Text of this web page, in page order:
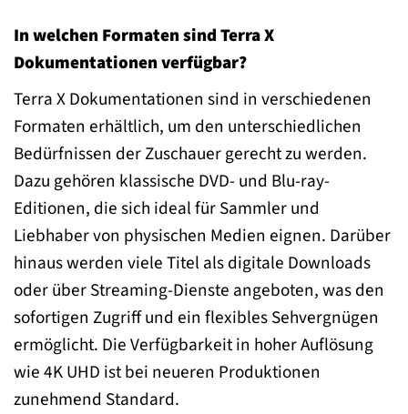
In welchen Formaten sind Terra X
Dokumentationen verfügbar?
Terra X Dokumentationen sind in verschiedenen
Formaten erhältlich, um den unterschiedlichen
Bedürfnissen der Zuschauer gerecht zu werden.
Dazu gehören klassische DVD- und Blu-ray-
Editionen, die sich ideal für Sammler und
Liebhaber von physischen Medien eignen. Darüber
hinaus werden viele Titel als digitale Downloads
oder über Streaming-Dienste angeboten, was den
sofortigen Zugriff und ein flexibles Sehvergnügen
ermöglicht. Die Verfügbarkeit in hoher Auflösung
wie 4K UHD ist bei neueren Produktionen
zunehmend Standard.